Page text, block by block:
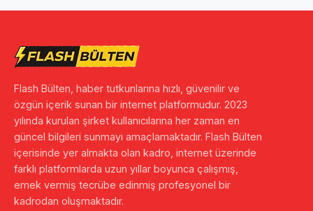
Flash Bülten, haber tutkunlarına hızlı, güvenilir ve
özgün içerik sunan bir internet platformudur. 2023
yılında kurulan şirket kullanıcılarına her zaman en
güncel bilgileri sunmayı amaçlamaktadır. Flash Bülten
içerisinde yer almakta olan kadro, internet üzerinde
farklı platformlarda uzun yıllar boyunca çalışmış,
emek vermiş tecrübe edinmiş profesyonel bir
kadrodan oluşmaktadır.